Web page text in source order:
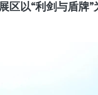
区以“利剑与盾牌